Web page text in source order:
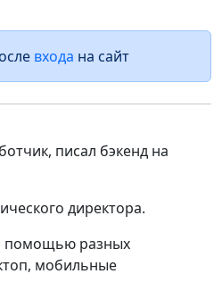
входа на сайт
писал бэкенд на
директора.
помощью разных
мобильные